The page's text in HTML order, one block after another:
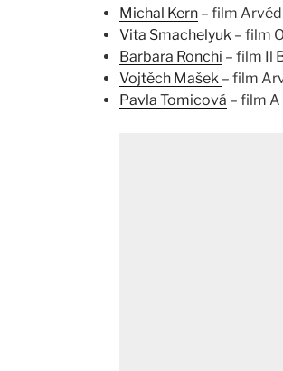
Michal Kern– film Arvéd
Vita Smachelyuk – film
Barbara Ronchi – film Il
Vojtěch Mašek – film
Pavla Tomicová – film